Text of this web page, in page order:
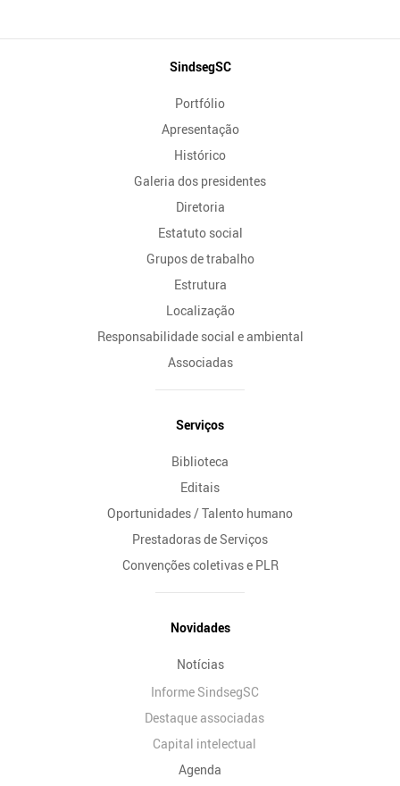
SindsegSC
Portfólio
Apresentação
Histórico
Galeria dos presidentes
Diretoria
Estatuto social
Grupos de trabalho
Estrutura
Localização
Responsabilidade social e ambiental
Associadas
Serviços
Biblioteca
Editais
Oportunidades / Talento humano
Prestadoras de Serviços
Convenções coletivas e PLR
Novidades
Notícias
Informe SindsegSC
Destaque associadas
Capital intelectual
Agenda